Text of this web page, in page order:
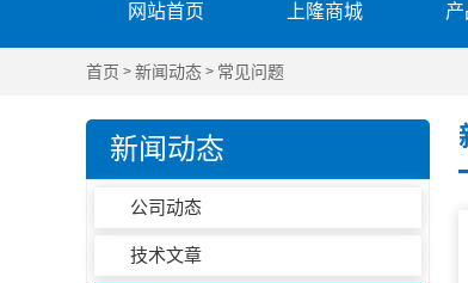
网站首页 上隆商城
首页 > 新闻动态 > 常见问题
新闻动态
公司动态
技术文章